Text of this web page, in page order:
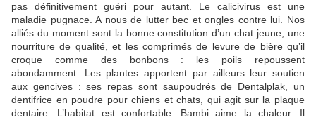
pas définitivement guéri pour autant. Le calicivirus est une
maladie pugnace. A nous de lutter bec et ongles contre lui. Nos
alliés du moment sont la bonne constitution d’un chat jeune, une
nourriture de qualité, et les comprimés de levure de bière qu’il
croque comme des bonbons : les poils repoussent
abondamment. Les plantes apportent par ailleurs leur soutien
aux gencives : ses repas sont saupoudrés de Dentalplak, un
dentifrice en poudre pour chiens et chats, qui agit sur la plaque
dentaire. L’habitat est confortable. Bambi aime la chaleur. Il